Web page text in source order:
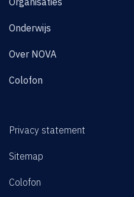
Onderwijs
Over NOVA
Colofon
Privacy statement
Sitemap
Colofon